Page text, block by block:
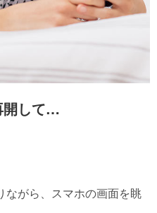
開して…
ながら、スマホの画面を眺